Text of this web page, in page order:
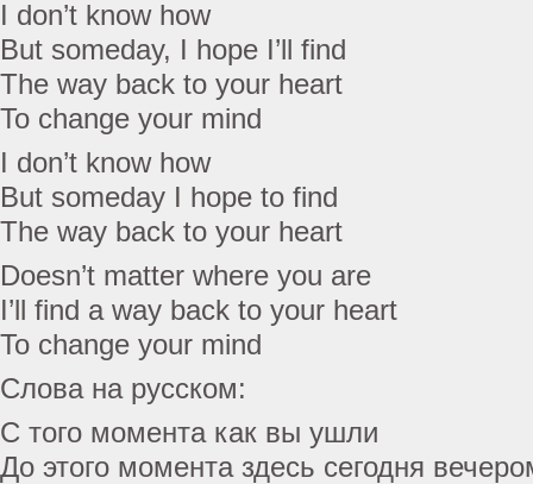
I don’t know how
But someday, I hope I’ll find
The way back to your heart
To change your mind
I don’t know how
But someday I hope to find
The way back to your heart
Doesn’t matter where you are
I’ll find a way back to your heart
To change your mind
Слова на русском:
С того момента как вы ушли
До этого момента здесь сегодня